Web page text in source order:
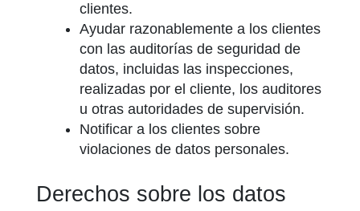
clientes.
Ayudar razonablemente a los clientes
con las auditorías de seguridad de
datos, incluidas las inspecciones,
realizadas por el cliente, los auditores
u otras autoridades de supervisión.
Notificar a los clientes sobre
violaciones de datos personales.
Derechos sobre los datos